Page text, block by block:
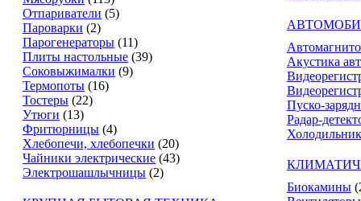
Отпариватели (5)
Пароварки (2)
Парогенераторы (11)
Плиты настольные (39)
Соковыжималки (9)
Термопоты (16)
Тостеры (22)
Утюги (13)
Фритюрницы (4)
Хлебопечи, хлебопечки (20)
Чайники электрические (43)
Электрошашлычницы (2)
Акустика
Пуско-
Радар-
Биокамины